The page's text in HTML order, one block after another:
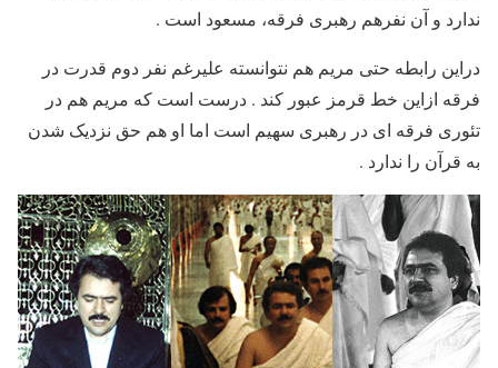
ندارد و آن نفرهم رهبری فرقه، مسعود است .
دراین رابطه حتی مریم هم نتوانسته علیرغم نفر دوم قدرت در
فرقه ازاین خط قرمز عبور کند . درست است که مریم هم در
تئوری فرقه ای در رهبری سهیم است اما او هم حق نزدیک شدن
به قرآن را ندارد .